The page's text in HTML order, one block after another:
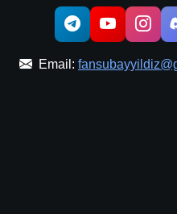
Email: